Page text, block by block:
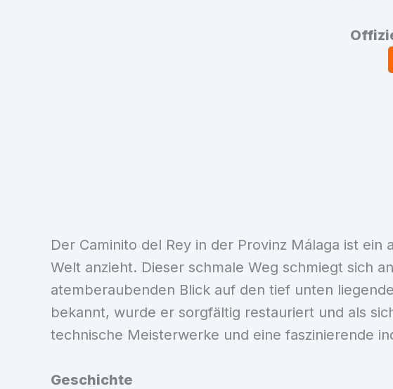
Der Caminito del Rey in der Provinz Málaga ist
Welt anzieht. Dieser schmale Weg schmiegt sich
atemberaubenden Blick auf den tief unten
bekannt, wurde er sorgfältig restauriert und als
technische Meisterwerke und eine faszinierende
Geschichte